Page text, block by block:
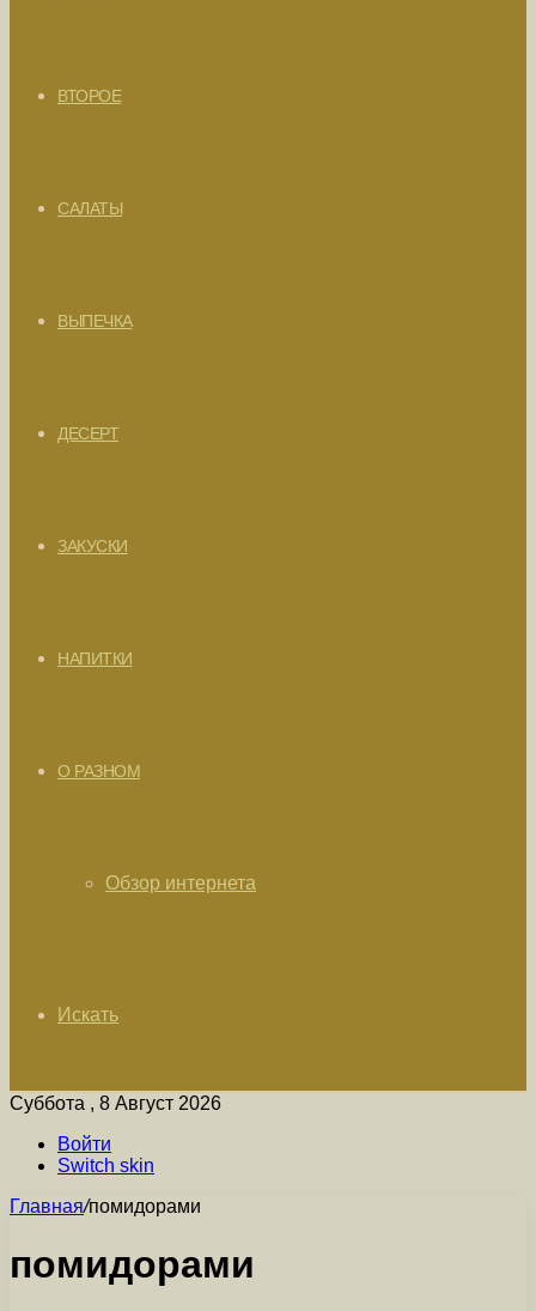
ВТОРОЕ
САЛАТЫ
ВЫПЕЧКА
ДЕСЕРТ
ЗАКУСКИ
НАПИТКИ
О РАЗНОМ
Обзор интернета
Искать
Суббота , 8 Август 2026
Войти
Switch skin
Главная/помидорами
помидорами